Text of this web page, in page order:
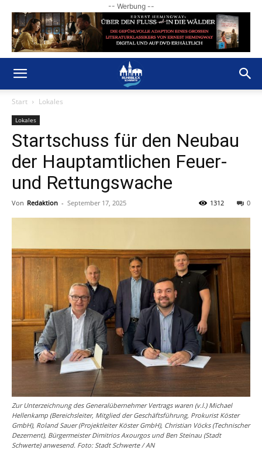
-- Werbung --
Start Lokales
Lokales
Startschuss für den Neubau
der Hauptamtlichen Feuer-
und Rettungswache
Von Redaktion - September 17, 2025 0
1312
Zur Unterzeichnung des Generalübernehmer Vertrags waren (v.l.) Michael
Hellenkamp (Bereichsleiter, Mitglied der Geschäftsführung, Prokurist Köster
GmbH), Roland Sauer (Projektleiter Köster GmbH), Christian Vöcks (Technischer
Dezernent), Bürgermeister Dimitrios Axourgos und Ben Steinau (Stadt
Schwerte) anwesend. Foto: Stadt Schwerte / AN